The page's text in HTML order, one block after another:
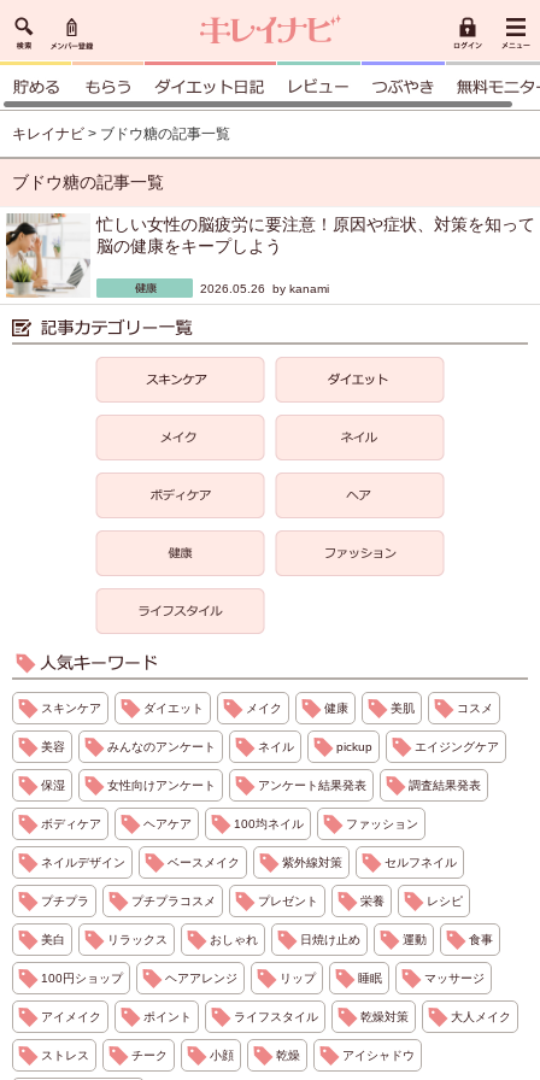
キレイナビ > ブドウ糖の記事一覧
ブドウ糖の記事一覧
忙しい女性の脳疲労に要注意！原因や症状、対策を知って
脳の健康をキープしよう
2026.05.26 by kanami
スキンケア ダイエット メイク 健康 美肌 コスメ
美容 みんなのアンケート ネイル pickup エイジングケア
保湿 女性向けアンケート アンケート結果発表 調査結果発表
ボディケア ヘアケア 100均ネイル ファッション
ネイルデザイン ベースメイク 紫外線対策 セルフネイル
プチプラ プチプラコスメ プレゼント 栄養 レシピ
美白 リラックス おしゃれ 日焼け止め 運動 食事
100円ショップ ヘアアレンジ リップ 睡眠 マッサージ
アイメイク ポイント ライフスタイル 乾燥対策 大人メイク
ストレス チーク 小顔 乾燥 アイシャドウ